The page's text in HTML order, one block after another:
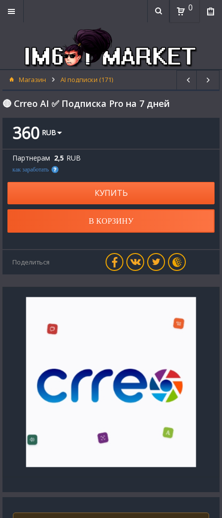
0
Магазин AI подписки (171)
🔴 Crreo AI ✅ Подписка Pro на 7 дней
360 RUB
Партнерам 2,5 RUB
как заработать
КУПИТЬ
В КОРЗИНУ
Поделиться